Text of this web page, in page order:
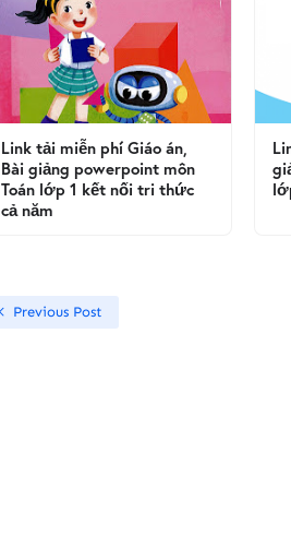
Link tải miễn phí Giáo án,
Bài giảng powerpoint môn
Toán lớp 1 kết nối tri thức
cả năm
Previous Post